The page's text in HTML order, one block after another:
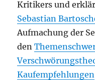
Kritikers und
Sebastian
Aufmachung der
den
Kaufempfehlungen